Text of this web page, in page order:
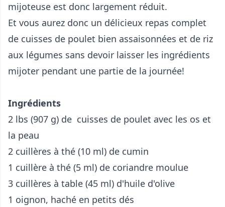
mijoteuse est donc largement réduit.
Et vous aurez donc un délicieux repas complet
de cuisses de poulet bien assaisonnées et de riz
aux légumes sans devoir laisser les ingrédients
mijoter pendant une partie de la journée!
Ingrédients
2 lbs (907 g) de cuisses de poulet avec les os et
la peau
2 cuillères à thé (10 ml) de cumin
1 cuillère à thé (5 ml) de coriandre moulue
3 cuillères à table (45 ml) d'huile d'olive
1 oignon, haché en petits dés